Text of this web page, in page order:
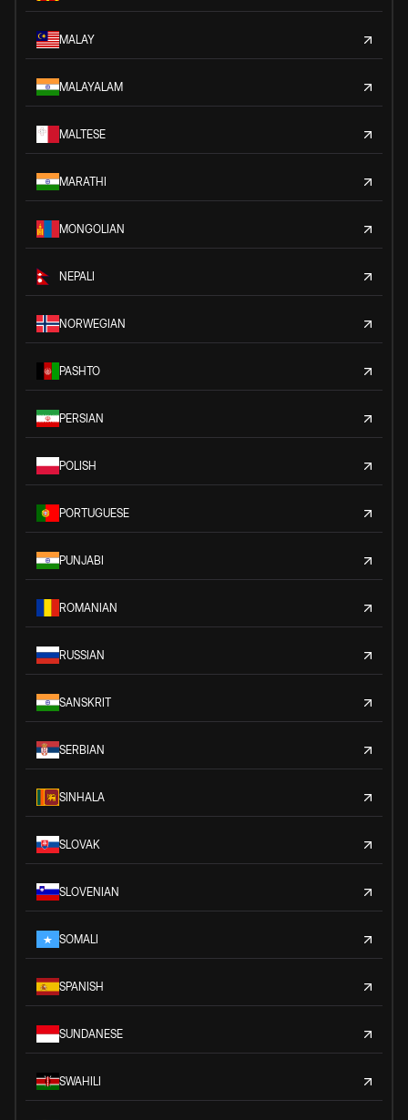
MALAY
MALAYALAM
MALTESE
MARATHI
MONGOLIAN
NEPALI
NORWEGIAN
PASHTO
PERSIAN
POLISH
PORTUGUESE
PUNJABI
ROMANIAN
RUSSIAN
SANSKRIT
SERBIAN
SINHALA
SLOVAK
SLOVENIAN
SOMALI
SPANISH
SUNDANESE
SWAHILI